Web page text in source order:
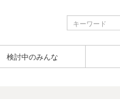
検討中のみんな